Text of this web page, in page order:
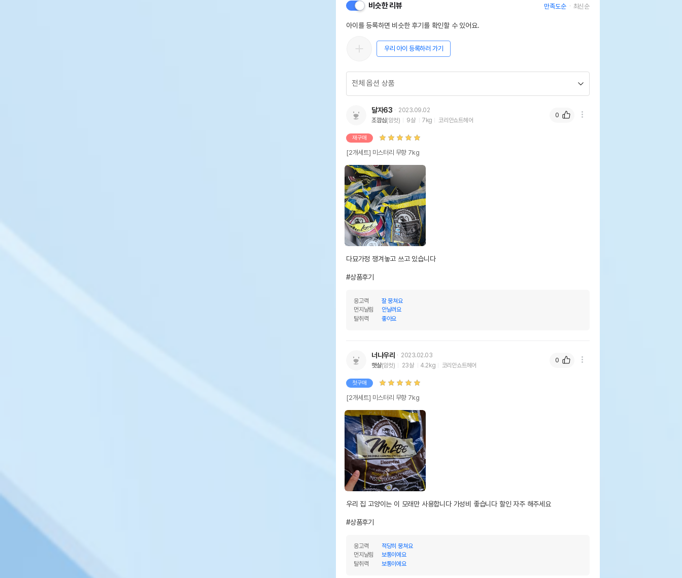
비슷한 리뷰 만족도순 최신순
아이를 등록하면 비슷한 후기를 확인할 수 있어요.
우리 아이 등록하러 가기
달자63
2023.09.02
조깜심(암컷) 9살 7kg 코리안쇼트헤어
재구매
[2개세트] 미스터리 무향 7kg
다묘가정 쟁겨놓고 쓰고 있습니다
#상품후기
응고력
잘 뭉쳐요
먼지날림
안날려요
탈취력
좋아요
0
너나우리
2023.02.03
햇살(암컷) 23살 4.2kg 코리안쇼트헤어
첫구매
[2개세트] 미스터리 무향 7kg
우리 집 고양이는 이 모래만 사용합니다 가성비 좋습니다 할인 자주 해주세요
#상품후기
응고력
적당히 뭉쳐요
먼지날림
보통이에요
탈취력
보통이에요
0